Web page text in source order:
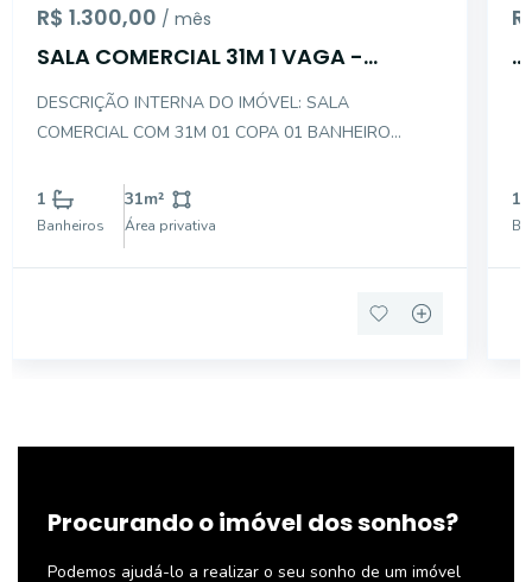
R$ 1.300,00 / mês
SALA COMERCIAL 31M 1 VAGA -
DESCRIÇÃO INTERNA DO IMÓVEL: SALA
COMERCIAL COM 31M 01 COPA 01 BANHEIRO
DESCRIÇÃO EXTERNA DO IMÓVEL: PRÓXIMO À: AV.
NAZARÉ AV. RICARDO JAFET MERCADO DIA
AÇOUGUE SWIFT HOSPITAL DOM ALVARENGA
1
Banheiros
31m²
Área privativa
...
1
Procurando o imóvel dos sonhos?
Podemos ajudá-lo a realizar o seu sonho de um imóvel